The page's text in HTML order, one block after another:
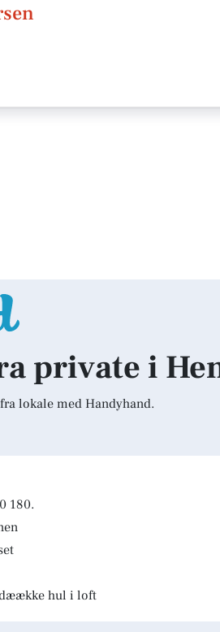
private i
lokale med Handyhand.
180.
hul i loft